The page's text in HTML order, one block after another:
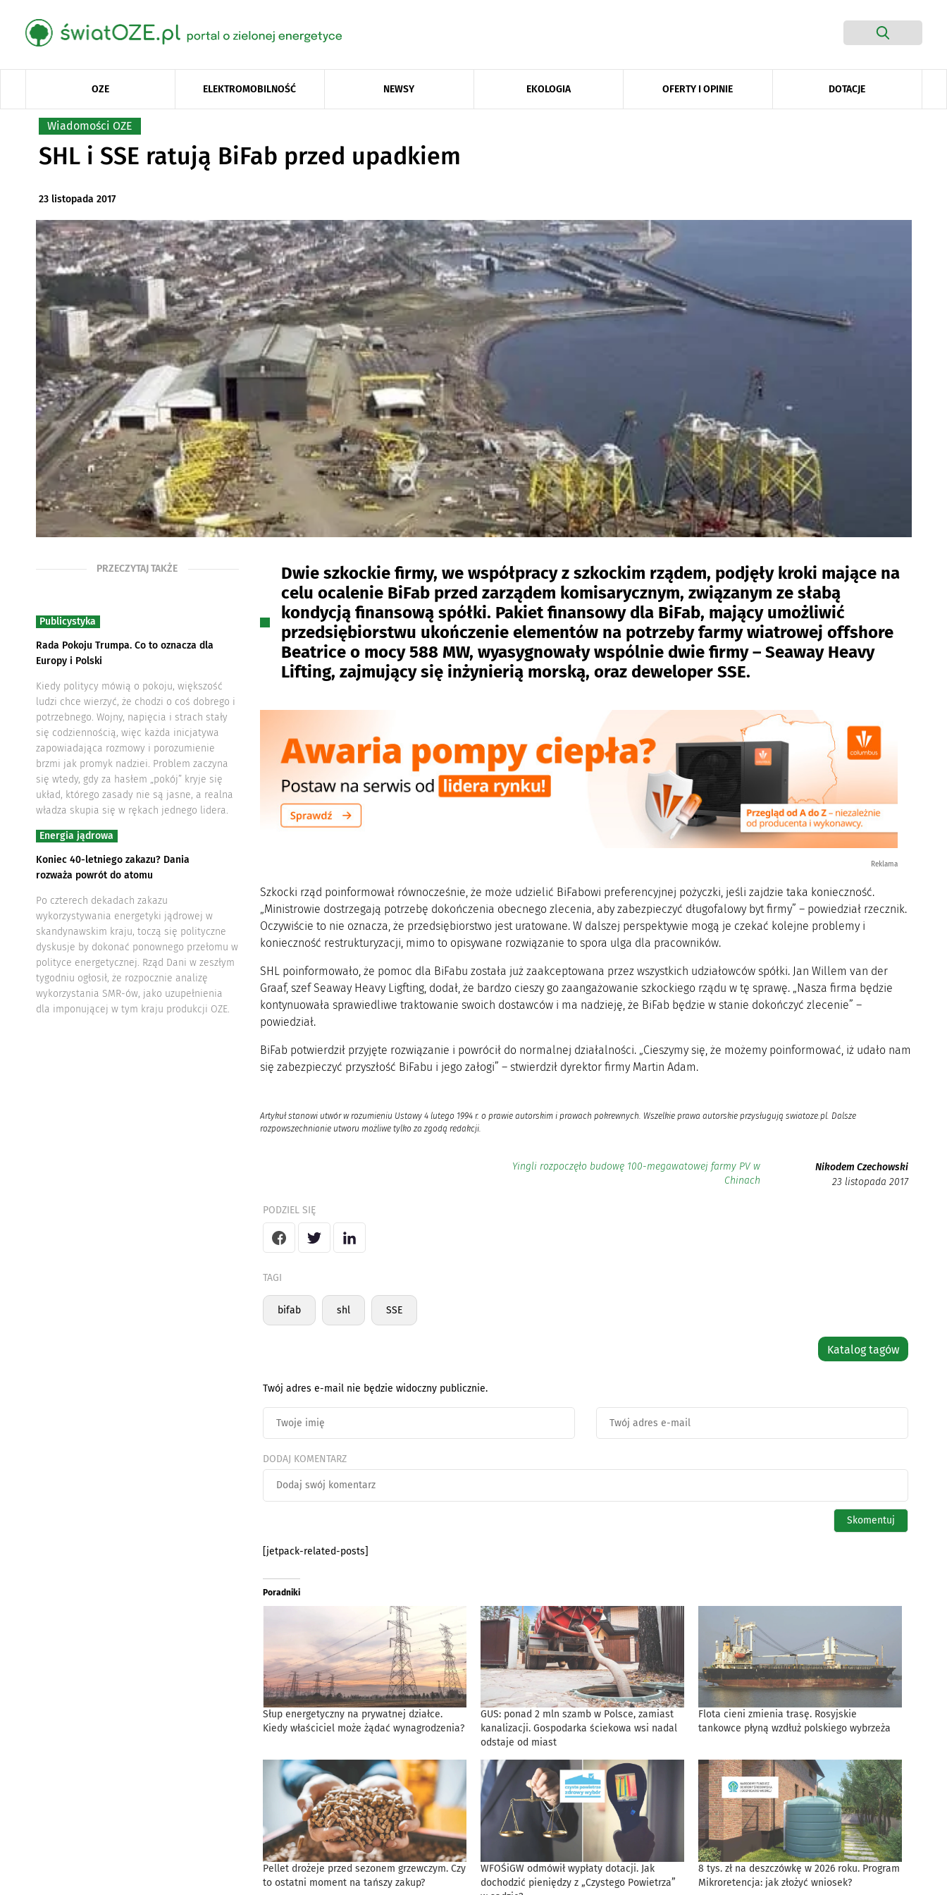
OZE ELEKTROMOBILNOŚĆ NEWSY EKOLOGIA OFERTY I OPINIE DOTACJE
Wiadomości OZE
SHL i SSE ratują BiFab przed upadkiem
23 listopada 2017
PRZECZYTAJ TAKŻE
Publicystyka
Rada Pokoju Trumpa. Co to oznacza dla
Europy i Polski
Kiedy politycy mówią o pokoju, większość
ludzi chce wierzyć, że chodzi o coś dobrego i
potrzebnego. Wojny, napięcia i strach stały
się codziennością, więc każda inicjatywa
zapowiadająca rozmowy i porozumienie
brzmi jak promyk nadziei. Problem zaczyna
się wtedy, gdy za hasłem „pokój” kryje się
układ, którego zasady nie są jasne, a realna
władza skupia się w rękach jednego lidera.
Energia jądrowa
Koniec 40-letniego zakazu? Dania
rozważa powrót do atomu
Po czterech dekadach zakazu
wykorzystywania energetyki jądrowej w
skandynawskim kraju, toczą się polityczne
dyskusje by dokonać ponownego przełomu w
polityce energetycznej. Rząd Dani w zeszłym
tygodniu ogłosił, że rozpocznie analizę
wykorzystania SMR-ów, jako uzupełnienia
dla imponującej w tym kraju produkcji OZE.
Dwie szkockie firmy, we współpracy z szkockim rządem, podjęły kroki mające na
celu ocalenie BiFab przed zarządem komisarycznym, związanym ze słabą
kondycją finansową spółki. Pakiet finansowy dla BiFab, mający umożliwić
przedsiębiorstwu ukończenie elementów na potrzeby farmy wiatrowej offshore
Beatrice o mocy 588 MW, wyasygnowały wspólnie dwie firmy – Seaway Heavy
Lifting, zajmujący się inżynierią morską, oraz deweloper SSE.
Reklama
Szkocki rząd poinformował równocześnie, że może udzielić BiFabowi preferencyjnej pożyczki, jeśli zajdzie taka konieczność.
„Ministrowie dostrzegają potrzebę dokończenia obecnego zlecenia, aby zabezpieczyć długofalowy byt firmy” – powiedział rzecznik.
Oczywiście to nie oznacza, że przedsiębiorstwo jest uratowane. W dalszej perspektywie mogą je czekać kolejne problemy i
konieczność restrukturyzacji, mimo to opisywane rozwiązanie to spora ulga dla pracowników.
SHL poinformowało, że pomoc dla BiFabu została już zaakceptowana przez wszystkich udziałowców spółki. Jan Willem van der
Graaf, szef Seaway Heavy Ligfting, dodał, że bardzo cieszy go zaangażowanie szkockiego rządu w tę sprawę. „Nasza firma będzie
kontynuowała sprawiedliwe traktowanie swoich dostawców i ma nadzieję, że BiFab będzie w stanie dokończyć zlecenie” –
powiedział.
BiFab potwierdził przyjęte rozwiązanie i powrócił do normalnej działalności. „Cieszymy się, że możemy poinformować, iż udało nam
się zabezpieczyć przyszłość BiFabu i jego załogi” – stwierdził dyrektor firmy Martin Adam.
Artykuł stanowi utwór w rozumieniu Ustawy 4 lutego 1994 r. o prawie autorskim i prawach pokrewnych. Wszelkie prawa autorskie przysługują swiatoze.pl. Dalsze
rozpowszechnianie utworu możliwe tylko za zgodą redakcji.
Yingli rozpoczęło budowę 100-megawatowej farmy PV w
Chinach
Nikodem Czechowski
23 listopada 2017
PODZIEL SIĘ
TAGI
bifab shl SSE
Katalog tagów
Twój adres e-mail nie będzie widoczny publicznie.
DODAJ KOMENTARZ
[jetpack-related-posts]
Poradniki
Słup energetyczny na prywatnej działce.
Kiedy właściciel może żądać wynagrodzenia?
GUS: ponad 2 mln szamb w Polsce, zamiast
kanalizacji. Gospodarka ściekowa wsi nadal
odstaje od miast
Flota cieni zmienia trasę. Rosyjskie
tankowce płyną wzdłuż polskiego wybrzeża
Pellet drożeje przed sezonem grzewczym. Czy
to ostatni moment na tańszy zakup?
WFOŚiGW odmówił wypłaty dotacji. Jak
dochodzić pieniędzy z „Czystego Powietrza”
8 tys. zł na deszczówkę w 2026 roku. Program
Mikroretencja: jak złożyć wniosek?